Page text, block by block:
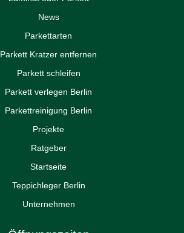
News
Parkettarten
Parkett Kratzer entfernen
Parkett schleifen
Parkett verlegen Berlin
Parkettreinigung Berlin
Projekte
Ratgeber
Startseite
Teppichleger Berlin
Unternehmen